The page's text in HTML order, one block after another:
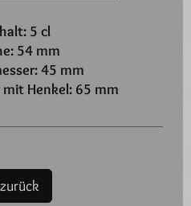
5 cl
54 mm
45 mm
Henkel: 65 mm
zurück